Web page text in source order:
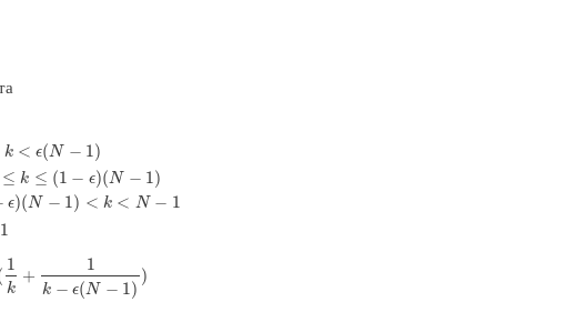
k < ϵ(N − 1)
≤ k ≤ (1 − ϵ)(N − 1)
ϵ)( N − 1 ) < k < N − 1
1
k< ϵ( N− 1)1,ϵ (N−1) ≤k ≤(1
1
k
+
1
k − ϵ(N − 1)
)
(1k +1 k−ϵ(N−1))